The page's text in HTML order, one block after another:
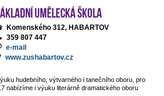
umělecká škola
Komenského 312, HABARTOV
359 807 447
e-mail
www.zushabartov.cz
hudebního, výtvarného i tanečního oboru, pro
nabízíme i výuku literárně dramatického oboru